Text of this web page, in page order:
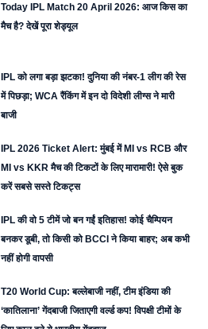
Today IPL Match 20 April 2026: आज किस का
मैच है? देखें पूरा शेड्यूल
IPL को लगा बड़ा झटका! दुनिया की नंबर-1 लीग की रेस
में पिछड़ा; WCA रैंकिंग में इन दो विदेशी लीग्स ने मारी
बाजी
IPL 2026 Ticket Alert: मुंबई में MI vs RCB और
MI vs KKR मैच की टिकटों के लिए मारामारी! ऐसे बुक
करें सबसे सस्ते टिकट्स
IPL की वो 5 टीमें जो बन गईं इतिहास! कोई चैम्पियन
बनकर डूबी, तो किसी को BCCI ने किया बाहर; अब कभी
नहीं होगी वापसी
T20 World Cup: बल्लेबाजी नहीं, टीम इंडिया की
‘कातिलाना’ गेंदबाजी जिताएगी वर्ल्ड कप! विपक्षी टीमों के